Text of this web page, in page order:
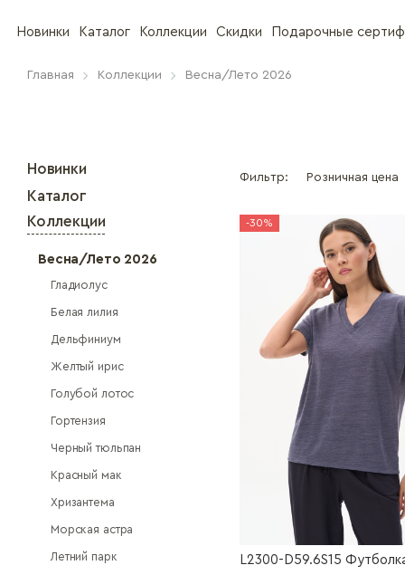
Новинки Каталог Коллекции Скидки Подарочные
Главная Коллекции Весна/Лето 2026
Новинки
Каталог
Коллекции
Весна/Лето 2026
Гладиолус
Белая лилия
Дельфиниум
Желтый ирис
Голубой лотос
Гортензия
Черный тюльпан
Красный мак
Хризантема
Морская астра
Летний парк
Фильтр: Розничная цена
-30%
L2300-D59.6S15